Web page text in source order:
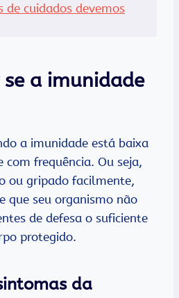
de cuidados devemos
se a imunidade
a imunidade está baixa
com frequência. Ou seja,
ou gripado facilmente,
que seu organismo não
de defesa o suficiente
protegido.
da